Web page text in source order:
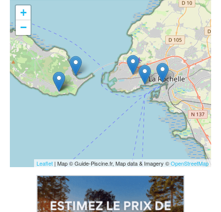
+
−
Leaflet | Map © Guide-Piscine.fr, Map data & Imagery ©OpenStreetMap